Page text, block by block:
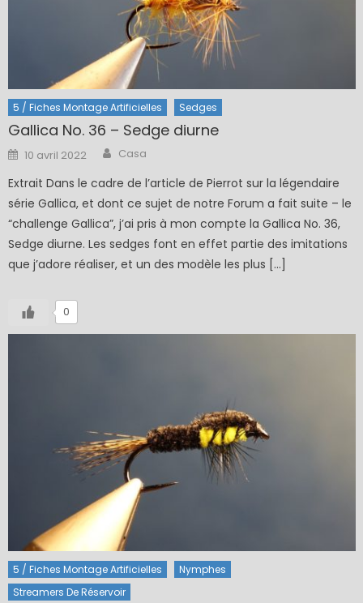
5 / Fiches Montage Artificielles Sedges
Gallica No. 36 – Sedge diurne
Posted
on
10 avril 2022 Author
Casa
Extrait Dans le cadre de l’article de Pierrot sur la légendaire
série Gallica, et dont ce sujet de notre Forum a fait suite – le
“challenge Gallica”, j’ai pris à mon compte la Gallica No. 36,
Sedge diurne. Les sedges font en effet partie des imitations
que j’adore réaliser, et un des modèle les plus […]
0
5 / Fiches Montage Artificielles
Nymphes
Streamers De Réservoir